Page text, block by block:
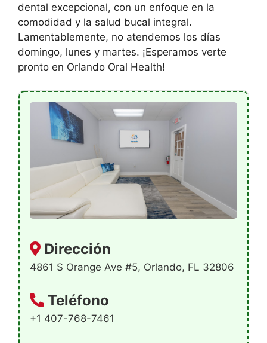
dental excepcional, con un enfoque en la
comodidad y la salud bucal integral.
Lamentablemente, no atendemos los días
domingo, lunes y martes. ¡Esperamos verte
pronto en Orlando Oral Health!
Dirección
4861 S Orange Ave #5, Orlando, FL 32806
Teléfono
+1 407-768-7461